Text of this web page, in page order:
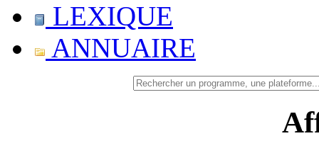
LEXIQUE
ANNUAIRE